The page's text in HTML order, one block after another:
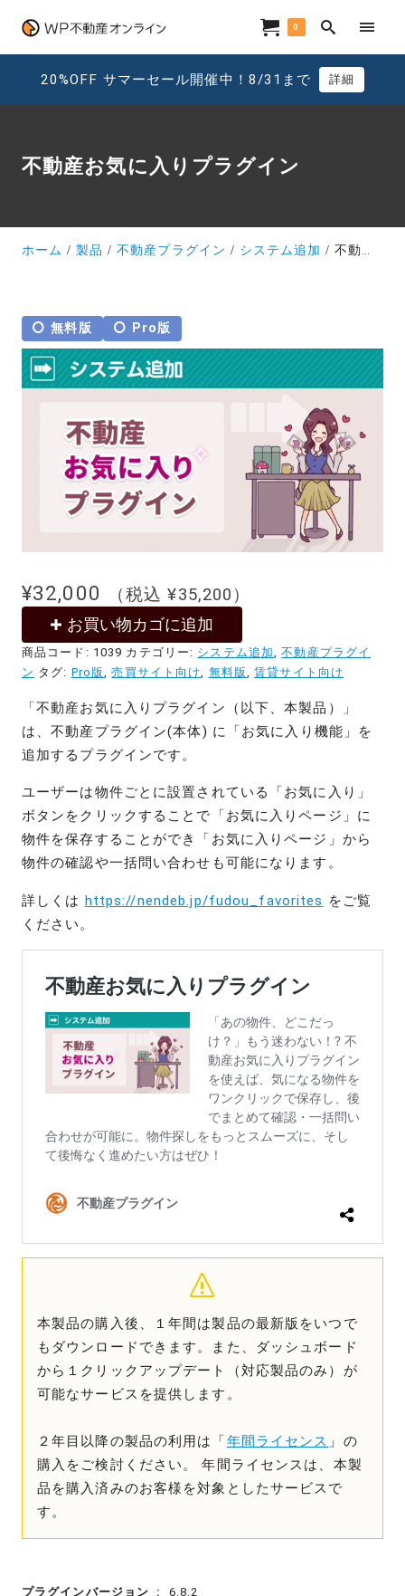
0
20%OFF サマーセール開催中！8/31まで 詳細
不動産お気に入りプラグイン
ホーム 製品 不動産プラグイン システム追加 不動産お気に入りプラグイン
無料版 Pro版
¥32,000 （税込¥35,200 ）
お買い物カゴに追加
商品コード: 1039 カテゴリー: システム追加 ,不動産プラグイ
ン タグ: Pro版 ,売買サイト向け 無料版 ,賃貸サイト向け
「不動産お気に入りプラグイン（以下、本製品）」
は、不動産プラグイン(本体) に「お気に入り機能」を
追加するプラグインです。
ユーザーは物件ごとに設置されている「お気に入り」
ボタンをクリックすることで「お気に入りページ」に
物件を保存することができ「お気に入りページ」から
物件の確認や一括問い合わせも可能になります。
詳しくは https://nendeb.jp/fudou_favorites をご覧
ください。
本製品の購入後、１年間は製品の最新版をいつで
もダウンロードできます。また、ダッシュボード
から１クリックアップデート（対応製品のみ）が
可能なサービスを提供します。
２年目以降の製品の利用は「年間ライセンス 」の
購入をご検討ください。 年間ライセンスは、本製
品を購入済みのお客様を対象としたサービスで
す。
プラグインバージョン 6.8.2